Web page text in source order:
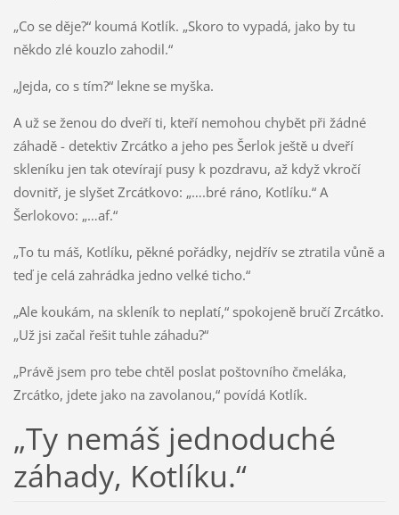
„Co se děje?“ koumá Kotlík. „Skoro to vypadá, jako by tu
někdo zlé kouzlo zahodil.“
„Jejda, co s tím?“ lekne se myška.
A už se ženou do dveří ti, kteří nemohou chybět při žádné
záhadě - detektiv Zrcátko a jeho pes Šerlok ještě u dveří
skleníku jen tak otevírají pusy k pozdravu, až když vkročí
dovnitř, je slyšet Zrcátkovo: „….bré ráno, Kotlíku.“ A
Šerlokovo: „…af.“
„To tu máš, Kotlíku, pěkné pořádky, nejdřív se ztratila vůně a
teď je celá zahrádka jedno velké ticho.“
„Ale koukám, na skleník to neplatí,“ spokojeně bručí Zrcátko.
„Už jsi začal řešit tuhle záhadu?“
„Právě jsem pro tebe chtěl poslat poštovního čmeláka,
Zrcátko, jdete jako na zavolanou,“ povídá Kotlík.
„Ty nemáš jednoduché
záhady, Kotlíku.“